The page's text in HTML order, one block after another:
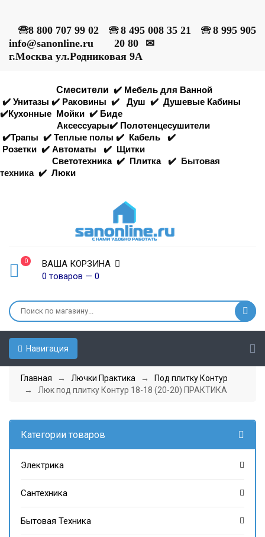
🕾8 800 707 99 02 🕾 8 495 008 35 21 🕾 8 995 905
20 80
✉
info@sanonline.ru
г.Москва ул.Родниковая 9А
Смесители ✔️ Мебель для Ванной
✔️ Унитазы ✔️ Раковины ✔️ Душ ✔️ Душевые Кабины
✔️Кухонные Мойки ✔️ Биде
Аксессуары✔️ Полотенцесушители
✔️Трапы ✔️ Теплые полы ✔️ Кабель
✔️
Розетки ✔️ Автоматы ✔️ Щитки
Светотехника ✔️ Плитка ✔️ Бытовая
техника ✔️ Люки
0
ВАША КОРЗИНА
0 товаров — 0
Навигация
Главная → Лючки Практика →
Под плитку Контур
→ Люк под плитку Контур 18-18 (20-20) ПРАКТИКА
Категории товаров
Электрика
Сантехника
Бытовая Техника